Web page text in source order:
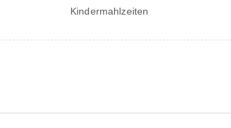
Kindermahlzeiten